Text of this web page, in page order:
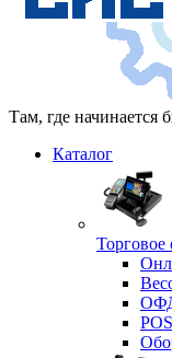
Там, где начинается
Каталог
Торговое